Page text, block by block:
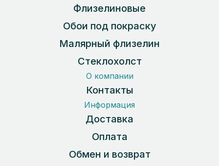
Флизелиновые
Обои под покраску
Малярный флизелин
Стеклохолст
О компании
Контакты
Информация
Доставка
Оплата
Обмен и возврат